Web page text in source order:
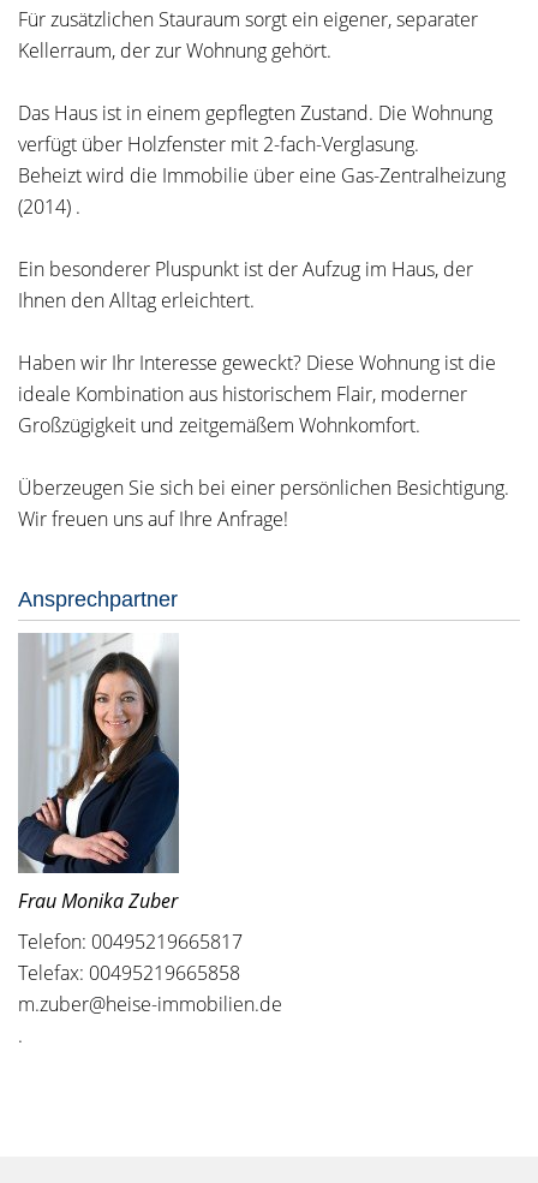
Für zusätzlichen Stauraum sorgt ein eigener, separater
Kellerraum, der zur Wohnung gehört.
Das Haus ist in einem gepflegten Zustand. Die Wohnung
verfügt über Holzfenster mit 2-fach-Verglasung.
Beheizt wird die Immobilie über eine Gas-Zentralheizung
(2014) .
Ein besonderer Pluspunkt ist der Aufzug im Haus, der
Ihnen den Alltag erleichtert.
Haben wir Ihr Interesse geweckt? Diese Wohnung ist die
ideale Kombination aus historischem Flair, moderner
Großzügigkeit und zeitgemäßem Wohnkomfort.
Überzeugen Sie sich bei einer persönlichen Besichtigung.
Wir freuen uns auf Ihre Anfrage!
Ansprechpartner
Frau Monika Zuber
Telefon: 00495219665817
Telefax: 00495219665858
m.zuber@heise-immobilien.de
.